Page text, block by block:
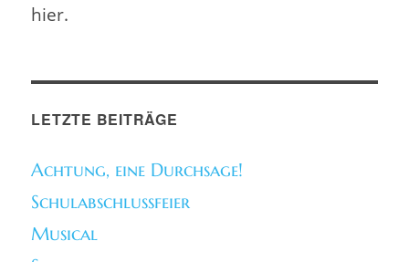
hier.
LETZTE BEITRÄGE
Achtung, eine Durchsage!
Schulabschlussfeier
Musical